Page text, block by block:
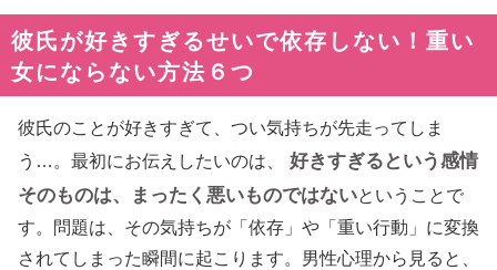
彼氏が好きすぎるせいで依存しない！重い
女にならない方法６つ
彼氏のことが好きすぎて、つい気持ちが先走ってしま
う…。最初にお伝えしたいのは、
好きすぎるという感情
そのものは、まったく悪いものではないということで
す。問題は、その気持ちが「依存」や「重い行動」に変換
されてしまった瞬間に起こります。男性心理から見ると、